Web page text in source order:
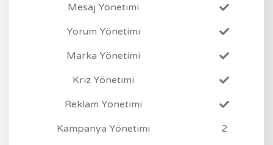
Mesaj Yönetimi
Yorum Yönetimi
Marka Yönetimi
Kriz Yönetimi
Reklam Yönetimi
Kampanya Yönetimi
2